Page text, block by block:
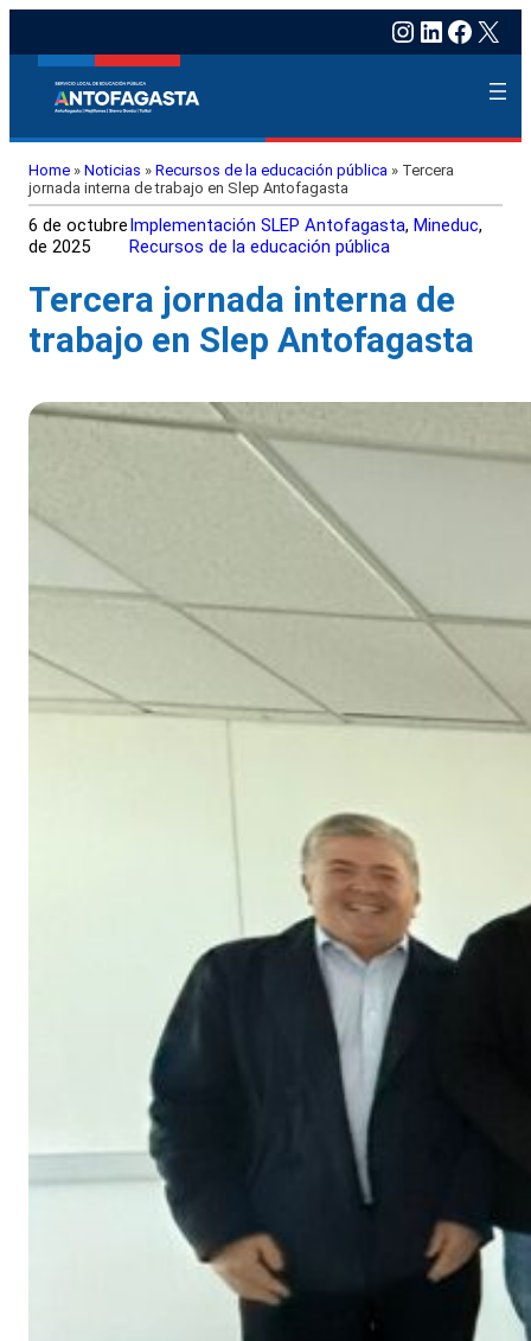
Instagram
LinkedIn
X
Home » Noticias » Recursos de la educación pública » Tercera
jornada interna de trabajo en Slep Antofagasta
6 de octubre
de 2025
Implementación SLEP Antofagasta, Mineduc
Recursos de la educación pública
Tercera jornada interna de
trabajo en Slep Antofagasta